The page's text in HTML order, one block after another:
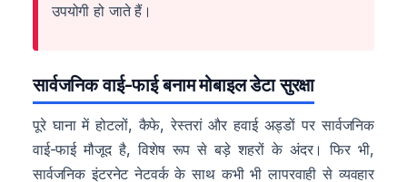
उपयोगी हो जाते हैं।
सार्वजनिक वाई-फाई बनाम मोबाइल डेटा सुरक्षा
पूरे घाना में होटलों, कैफे, रेस्तरां और हवाई अड्डों पर सार्वजनिक
वाई-फाई मौजूद है, विशेष रूप से बड़े शहरों के अंदर। फिर भी,
सार्वजनिक इंटरनेट नेटवर्क के साथ कभी भी लापरवाही से व्यवहार